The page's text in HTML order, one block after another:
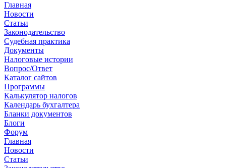
Главная
Новости
Cтатьи
Законодательство
Судебная практика
Документы
Налоговые истории
Вопрос/Ответ
Каталог сайтов
Программы
Калькулятор налогов
Календарь бухгалтера
Бланки документов
Блоги
Форум
Главная
Новости
Cтатьи